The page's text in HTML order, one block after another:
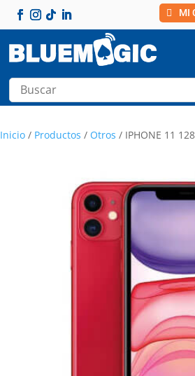
MI
Inicio / Productos / Otros / IPHONE 11